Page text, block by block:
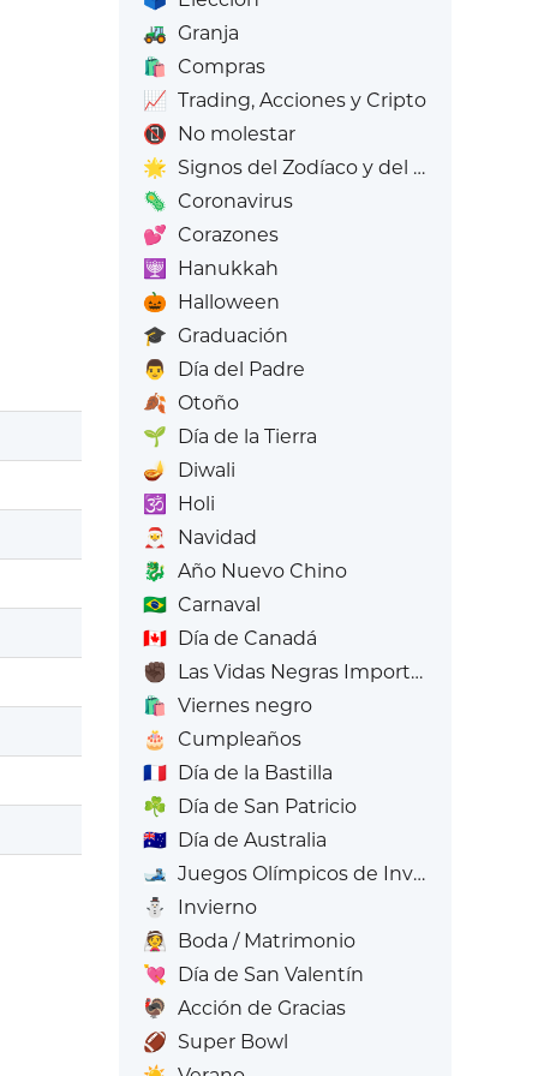
🚜 Granja
🛍️ Compras
📈 Trading, Acciones y Cripto
📵 No molestar
🌟 Signos del Zodíaco y del Zodíaco
🦠 Coronavirus
💕 Corazones
🕎
Hanukkah
🎃 Halloween
🎓 Graduación
👨
Día del Padre
🍂 Otoño
🌱 Día de la Tierra
🪔
Diwali
🕉️
Holi
🎅
Navidad
🐉 Año Nuevo Chino
🇧🇷 Carnaval
🇨🇦 Día de Canadá
✊🏿 Las Vidas Negras Importan
🛍️ Viernes negro
🎂
Cumpleaños
🇫🇷 Día de la Bastilla
☘️ Día de San Patricio
🇦🇺 Día de Australia
🎿 Juegos Olímpicos de Invierno
⛄
Invierno
👰 Boda / Matrimonio
💘 Día de San Valentín
🦃 Acción de Gracias
🏈 Super Bowl